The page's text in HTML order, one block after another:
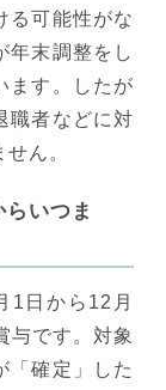
る可能性がな
年末調整をし
ます。したが
職者などに対
ん。
いつま
1日から12月
与です。対象
「確定」した